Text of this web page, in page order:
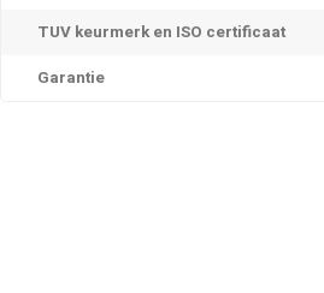
TUV keurmerk en ISO certificaat
Garantie